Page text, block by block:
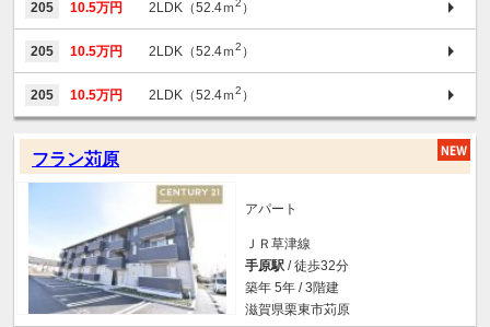
205 10.5万円 2LDK（52.4ｍ2 ）
205 10.5万円 2LDK（52.4ｍ2 ）
205 10.5万円 2LDK（52.4ｍ2 ）
フラン苅原
アパート
ＪＲ草津線
手原駅 / 徒歩32分
築年 5年 / 3階建
滋賀県栗東市苅原